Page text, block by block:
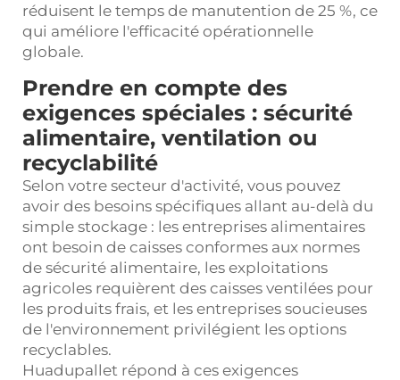
réduisent le temps de manutention de 25 %, ce
qui améliore l'efficacité opérationnelle
globale.
Prendre en compte des
exigences spéciales : sécurité
alimentaire, ventilation ou
recyclabilité
Selon votre secteur d'activité, vous pouvez
avoir des besoins spécifiques allant au-delà du
simple stockage : les entreprises alimentaires
ont besoin de caisses conformes aux normes
de sécurité alimentaire, les exploitations
agricoles requièrent des caisses ventilées pour
les produits frais, et les entreprises soucieuses
de l'environnement privilégient les options
recyclables.
Huadupallet répond à ces exigences